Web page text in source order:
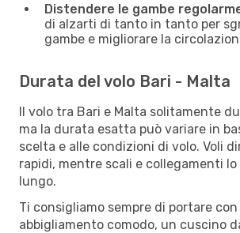
Distendere le gambe
di alzarti di tanto in tanto per
gambe e migliorare la
Durata del volo Bari - Malta
Il volo tra Bari e Malta solitamente
ma la durata esatta può variare in
scelta e alle condizioni di volo. Voli
rapidi, mentre scali e collegamenti
lungo.
Ti consigliamo sempre di portare
abbigliamento comodo, un cuscino